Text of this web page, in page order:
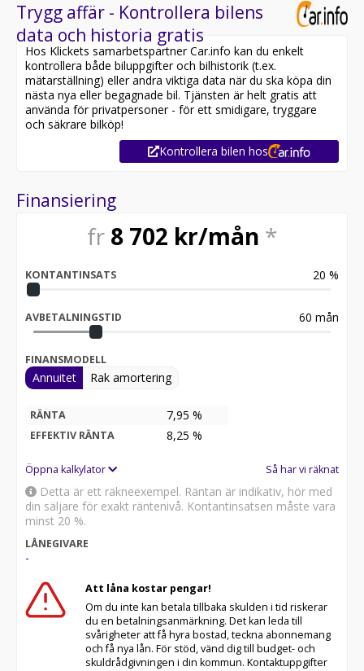
Trygg affär - Kontrollera bilens
data och historia gratis
Hos Klickets samarbetspartner Car.info kan du enkelt
kontrollera både biluppgifter och bilhistorik (t.ex.
mätarställning) eller andra viktiga data när du ska köpa din
nästa nya eller begagnade bil. Tjänsten är helt gratis att
använda för privatpersoner - för ett smidigare, tryggare
och säkrare bilköp!
Kontrollera bilen hos
Finansiering
fr 8 702 kr/mån *
KONTANTINSATS 20 %
AVBETALNINGSTID 60 mån
FINANSMODELL
Annuitet Rak amortering
RÄNTA 7,95 %
EFFEKTIV RÄNTA 8,25 %
Öppna kalkylator Så har vi räknat
Detta är ett räkneexempel. Räntan är indikativ, hör med
din säljare för exakt räntenivå. Kontantinsatsen måste vara
minst 20 %.
LÅNEGIVARE
-
Att låna kostar pengar!
Om du inte kan betala tillbaka skulden i tid riskerar
du en betalningsanmärkning. Det kan leda till
svårigheter att få hyra bostad, teckna abonnemang
och få nya lån. För stöd, vänd dig till budget- och
skuldrådgivningen i din kommun. Kontaktuppgifter